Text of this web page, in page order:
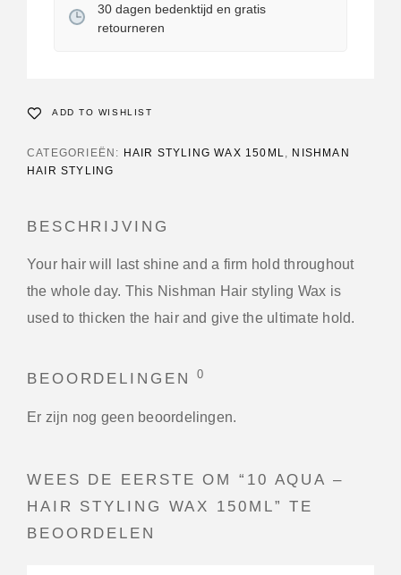
30 dagen bedenktijd en gratis
retourneren
ADD TO WISHLIST
CATEGORIEËN: HAIR STYLING WAX 150ML, NISHMAN
HAIR STYLING
BESCHRIJVING
Your hair will last shine and a firm hold throughout
the whole day. This Nishman Hair styling Wax is
used to thicken the hair and give the ultimate hold.
BEOORDELINGEN0
Er zijn nog geen beoordelingen.
WEES DE EERSTE OM “10 AQUA –
HAIR STYLING WAX 150ML” TE
BEOORDELEN